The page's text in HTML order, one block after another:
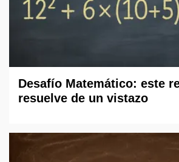
Desafío Matemático: este
resuelve de un vistazo